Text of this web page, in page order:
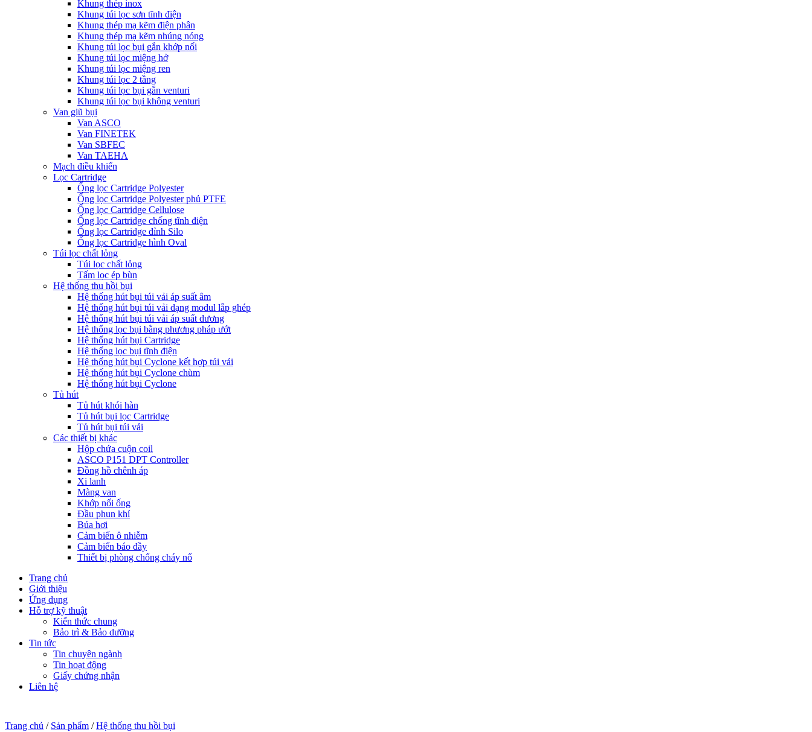
Khung thép inox
Khung túi lọc sơn tĩnh điện
Khung thép mạ kẽm điện phân
Khung thép mạ kẽm nhúng nóng
Khung túi lọc bụi gắn khớp nối
Khung túi lọc miệng hở
Khung túi lọc miệng ren
Khung túi lọc 2 tầng
Khung túi lọc bụi gắn venturi
Khung túi lọc bụi không venturi
Van giũ bụi
Van ASCO
Van FINETEK
Van SBFEC
Van TAEHA
Mạch điều khiển
Lọc Cartridge
Ống lọc Cartridge Polyester
Ống lọc Cartridge Polyester phủ PTFE
Ống lọc Cartridge Cellulose
Ống lọc Cartridge chống tĩnh điện
Ống lọc Cartridge đỉnh Silo
Ống lọc Cartridge hình Oval
Túi lọc chất lỏng
Túi lọc chất lỏng
Tấm lọc ép bùn
Hệ thống thu hồi bụi
Hệ thống hút bụi túi vải áp suất âm
Hệ thống hút bụi túi vải dạng modul lắp ghép
Hệ thống hút bụi túi vải áp suất dương
Hệ thống lọc bụi bằng phương pháp ướt
Hệ thống hút bụi Cartridge
Hệ thống lọc bụi tĩnh điện
Hệ thống hút bụi Cyclone kết hợp túi vải
Hệ thống hút bụi Cyclone chùm
Hệ thống hút bụi Cyclone
Tủ hút
Tủ hút khói hàn
Tủ hút bụi lọc Cartridge
Tủ hút bụi túi vải
Các thiết bị khác
Hộp chứa cuộn coil
ASCO P151 DPT Controller
Đồng hồ chênh áp
Xi lanh
Màng van
Khớp nối ống
Đầu phun khí
Búa hơi
Cảm biến ô nhiễm
Cảm biến báo đầy
Thiết bị phòng chống cháy nổ
Trang chủ
Giới thiệu
Ứng dụng
Hỗ trợ kỹ thuật
Kiến thức chung
Bảo trì & Bảo dưỡng
Tin tức
Tin chuyên ngành
Tin hoạt động
Giấy chứng nhận
Liên hệ
Trang chủ / Sản phẩm / Hệ thống thu hồi bụi